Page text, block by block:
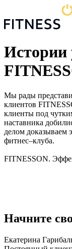
Истории
Мы рады
клиентов
клиенты под
наставника
делом доказываем
фитнес–клуба.
FITNESSON.
Начните
Екатерина